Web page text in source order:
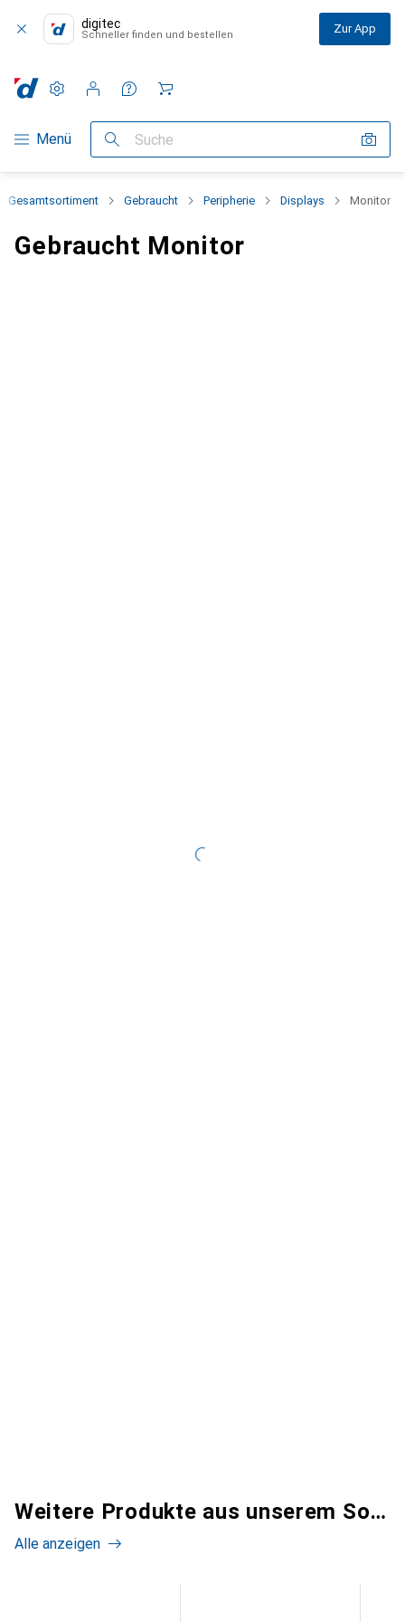
digitec
Schneller finden und bestellen Zur App
Navigation nach Kategorien
Menü Suche
Einstellungen
Kundenkonto
Vergleichslisten
Merklisten
Warenkorb
Gesamtsortiment Gebraucht Peripherie Displays Monitor
Gebraucht Monitor
Weitere Produkte aus unserem Sortiment
Alle anzeigen